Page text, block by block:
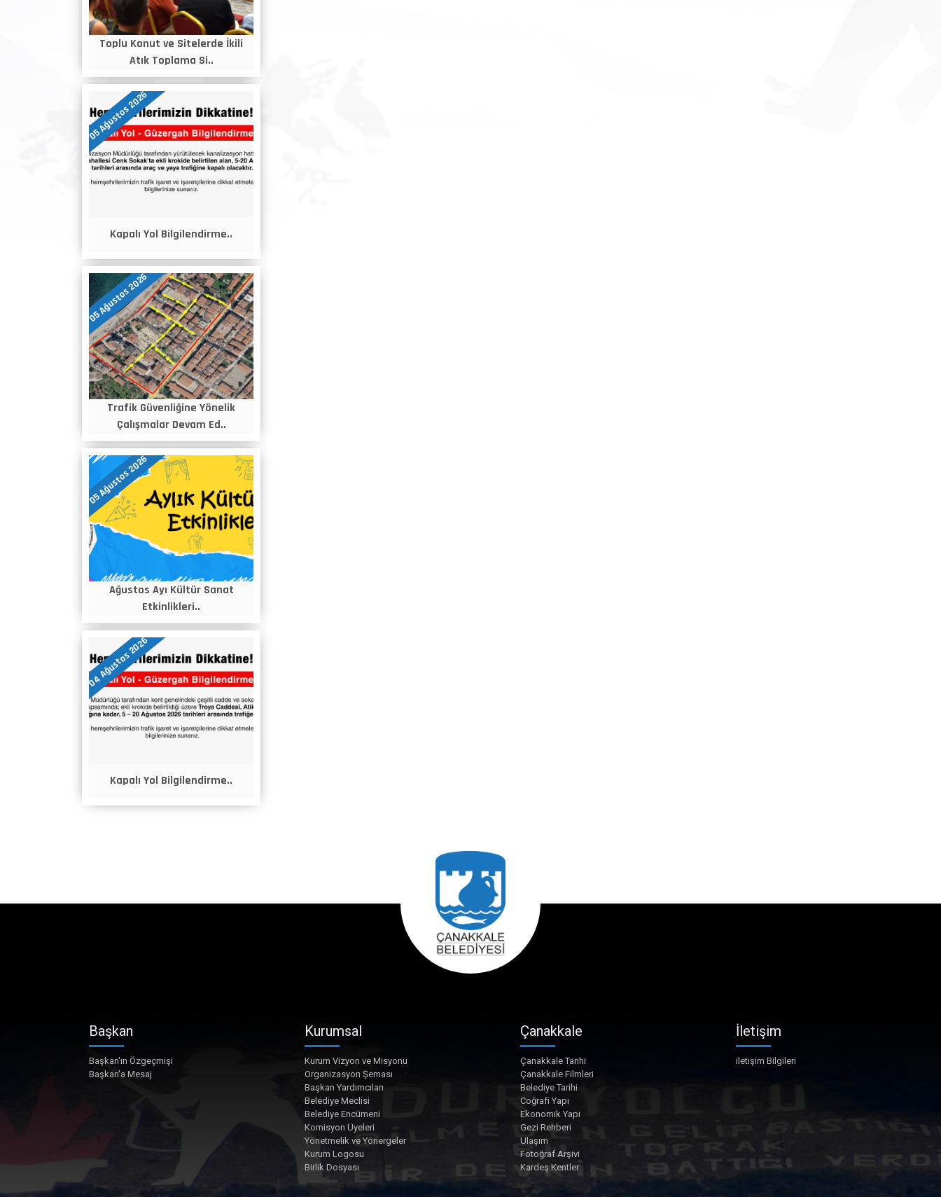
Toplu Konut ve Sitelerde İkili
Atık Toplama Si..
05 Ağustos 2026
Kapalı Yol Bilgilendirme..
05 Ağustos 2026
Trafik Güvenliğine Yönelik
Çalışmalar Devam Ed..
05 Ağustos 2026
Ağustos Ayı Kültür Sanat
Etkinlikleri..
04 Ağustos 2026
Kapalı Yol Bilgilendirme..
Başkan
Başkan'ın Özgeçmişi
Başkan'a Mesaj
Kurumsal
Kurum Vizyon ve Misyonu
Organizasyon Şeması
Başkan Yardımcıları
Belediye Meclisi
Belediye Encümeni
Komisyon Üyeleri
Yönetmelik ve Yönergeler
Kurum Logosu
Birlik Dosyası
Çanakkale
Çanakkale Tarihi
Çanakkale Filmleri
Belediye Tarihi
Coğrafi Yapı
Ekonomik Yapı
Gezi Rehberi
Ulaşım
Fotoğraf Arşivi
Kardeş Kentler
İletişim
iletişim Bilgileri